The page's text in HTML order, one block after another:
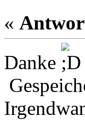
«
Danke